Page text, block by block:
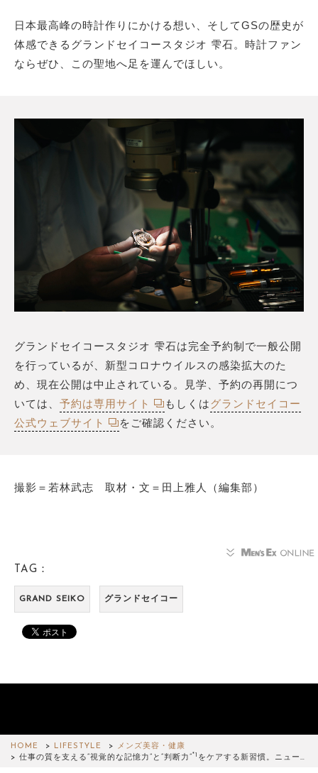
日本最高峰の時計作りにかける想い、そしてGSの歴史が
体感できるグランドセイコースタジオ 雫石。時計ファン
ならぜひ、この聖地へ足を運んでほしい。
グランドセイコースタジオ 雫石は完全予約制で一般公開
を行っているが、新型コロナウイルスの感染拡大のた
め、現在公開は中止されている。見学、予約の再開につ
いては、 予約は専用サイト もしくはグランドセイコー
公式ウェブサイト
をご確認ください。
撮影＝若林武志 取材・文＝田上雅人（編集部）
TAG：
GRAND SEIKO グランドセイコー
HOME LIFESTYLE
メンズ美容・健康
仕事の質を支える“視覚的な記憶力”と“判断力”*1 をケアする新習慣。ニュー…